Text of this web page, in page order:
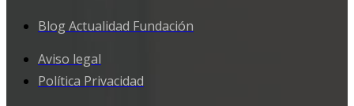
Blog Actualidad Fundación
Aviso legal
Política Privacidad